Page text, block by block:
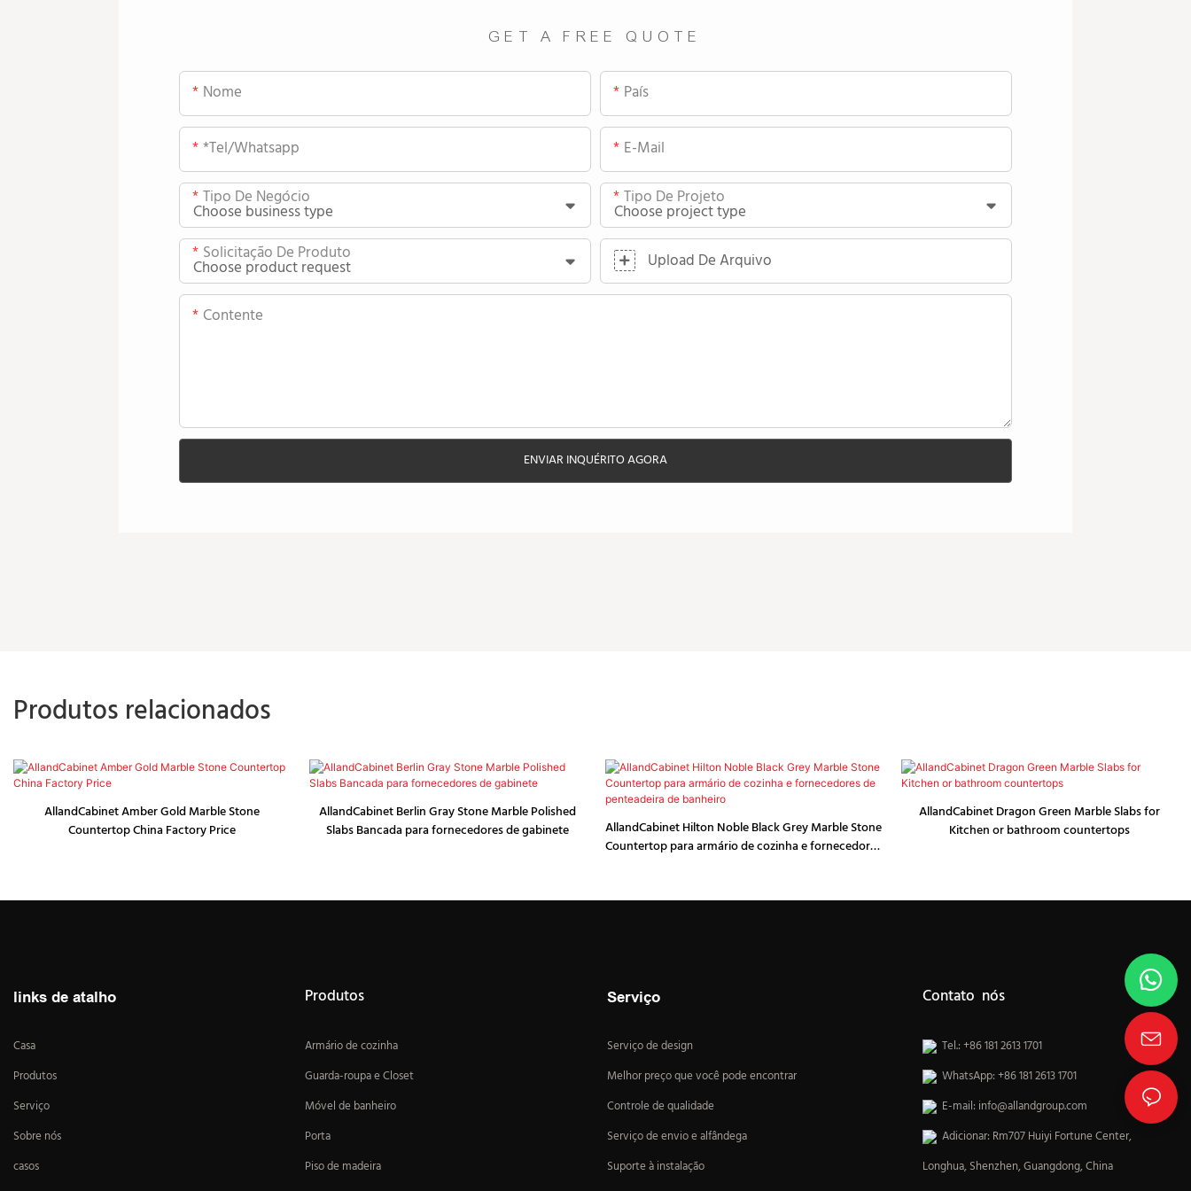
GET A FREE QUOTE
Nome País
*tel/whatsapp E-Mail
Tipo De Negócio Tipo De Projeto
Solicitação De Produto Upload De Arquivo
Contente
ENVIAR INQUÉRITO AGORA
Produtos relacionados
AllandCabinet Amber Gold Marble Stone
Countertop China Factory Price
AllandCabinet Berlin Gray Stone Marble Polished
Slabs Bancada para fornecedores de gabinete
AllandCabinet Hilton Noble Black Grey Marble Stone
Countertop para armário de cozinha e fornecedores
AllandCabinet Dragon Green Marble Slabs for
Kitchen or bathroom countertops
links de atalho
Casa
Produtos
Serviço
Sobre nós
casos
Produtos
Armário de cozinha
Guarda-roupa e Closet
Móvel de banheiro
Porta
Piso de madeira
Serviço
Serviço de design
Melhor preço que você pode encontrar
Controle de qualidade
Serviço de envio e alfândega
Suporte à instalação
Contato nós
Tel.: +86 181 2613 1701
WhatsApp: +86 181 2613 1701
E-mail: info@allandgroup.com
Adicionar: Rm707 Huiyi Fortune Center,
Longhua, Shenzhen, Guangdong, China